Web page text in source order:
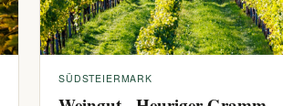
SÜDSTEIERMARK